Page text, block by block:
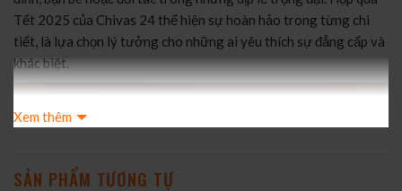
Tết 2025 của Chivas 24 thể hiện sự hoàn hảo trong từng chi
tiết, là lựa chọn lý tưởng cho những ai yêu thích sự đẳng cấp và
khác biệt.
Xem thêm
SẢN PHẨM TƯƠNG TỰ